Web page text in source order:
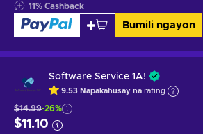
11% Cashback
Bumili ngayon
Software Service 1A!
9.53 Napakahusay na rating
$14.99-26%
$11.10